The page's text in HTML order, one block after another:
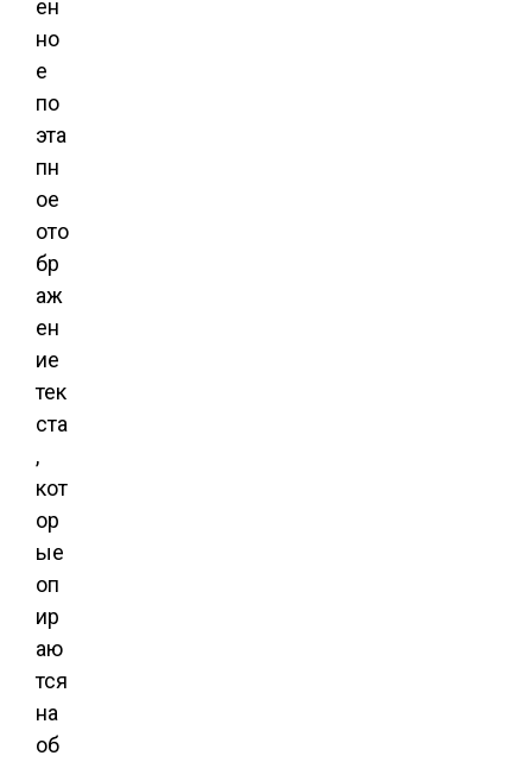
ен
но
е
по
эта
пн
ое
ото
бр
аж
ен
ие
тек
ста
,
кот
ор
ые
оп
ир
аю
тся
на
об